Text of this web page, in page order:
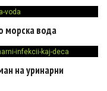
морска вода
на уринарни